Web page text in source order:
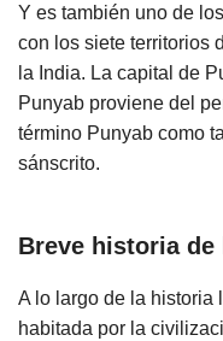
Y es también uno de
con los siete territorios
la India. La capital de
Punyab proviene del
término Punyab como
sánscrito.
Breve historia de
A lo largo de la historia
habitada por la